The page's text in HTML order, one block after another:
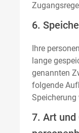
6.
Ihre
lange
genannten
folgende
Speicherung
7. Art und